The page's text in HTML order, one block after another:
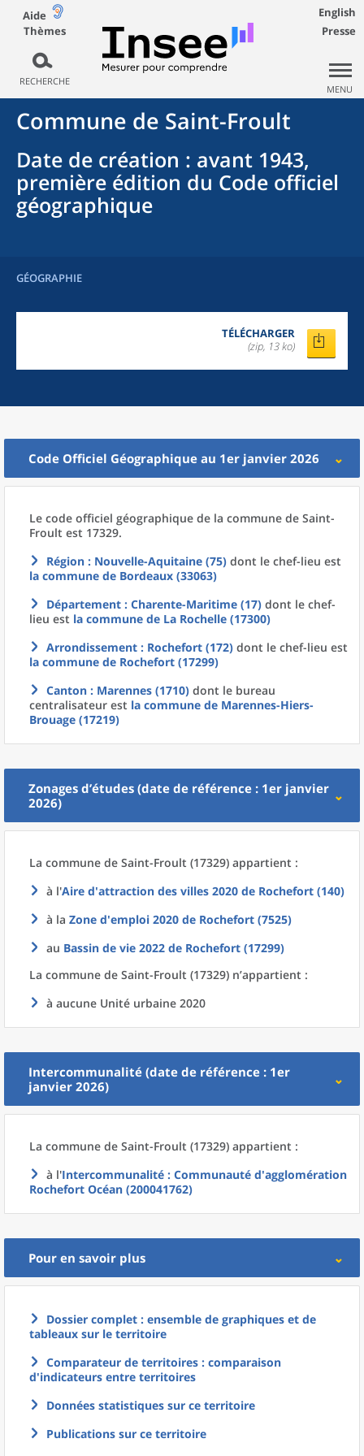
Aide
Thèmes
RECHERCHE
English
Presse
MENU
Commune de Saint-Froult
Date de création : avant 1943,
première édition du Code officiel
géographique
GÉOGRAPHIE
TÉLÉCHARGER
(zip, 13 ko)
Code Officiel Géographique au 1er janvier 2026
Le code officiel géographique de la commune de Saint-
Froult est 17329.
Région : Nouvelle-Aquitaine (75) dont le chef-lieu est
la commune de Bordeaux (33063)
Département : Charente-Maritime (17) dont le chef-
lieu est la commune de La Rochelle (17300)
Arrondissement : Rochefort (172) dont le chef-lieu est
la commune de Rochefort (17299)
Canton : Marennes (1710) dont le bureau
centralisateur est la commune de Marennes-Hiers-
Brouage (17219)
Zonages d’études (date de référence : 1er janvier
2026)
La commune de Saint-Froult (17329) appartient :
à l'Aire d'attraction des villes 2020 de Rochefort (140)
à la Zone d'emploi 2020 de Rochefort (7525)
au Bassin de vie 2022 de Rochefort (17299)
La commune de Saint-Froult (17329) n’appartient :
à aucune Unité urbaine 2020
Intercommunalité (date de référence : 1er
janvier 2026)
La commune de Saint-Froult (17329) appartient :
à l'Intercommunalité : Communauté d'agglomération
Rochefort Océan (200041762)
Pour en savoir plus
Dossier complet : ensemble de graphiques et de
tableaux sur le territoire
Comparateur de territoires : comparaison
d'indicateurs entre territoires
Données statistiques sur ce territoire
Publications sur ce territoire